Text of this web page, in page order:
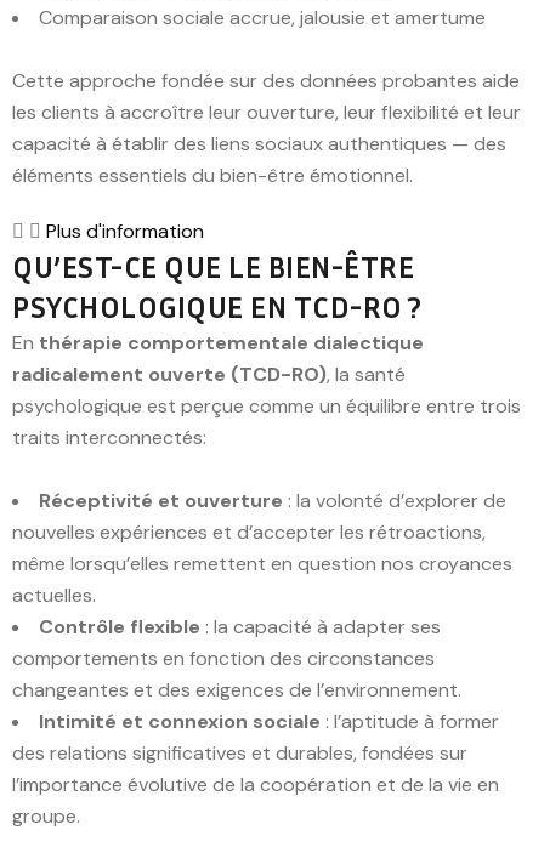
Comparaison sociale accrue, jalousie et amertume
Cette approche fondée sur des données probantes aide
les clients à accroître leur ouverture, leur flexibilité et leur
capacité à établir des liens sociaux authentiques — des
éléments essentiels du bien-être émotionnel.
Plus d'information
QU’EST-CE QUE LE BIEN-ÊTRE
PSYCHOLOGIQUE EN TCD-RO ?
En thérapie comportementale dialectique
radicalement ouverte (TCD-RO), la santé
psychologique est perçue comme un équilibre entre trois
traits interconnectés:
Réceptivité et ouverture : la volonté d’explorer de
nouvelles expériences et d’accepter les rétroactions,
même lorsqu’elles remettent en question nos croyances
actuelles.
Contrôle flexible : la capacité à adapter ses
comportements en fonction des circonstances
changeantes et des exigences de l’environnement.
Intimité et connexion sociale : l’aptitude à former
des relations significatives et durables, fondées sur
l’importance évolutive de la coopération et de la vie en
groupe.